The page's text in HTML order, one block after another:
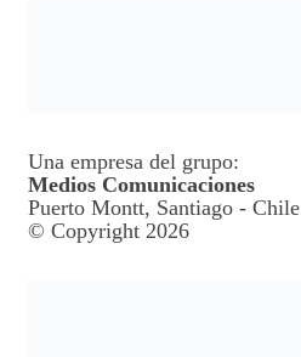
Una empresa del grupo:
Medios Comunicaciones
Puerto Montt, Santiago - Chile
© Copyright 2026